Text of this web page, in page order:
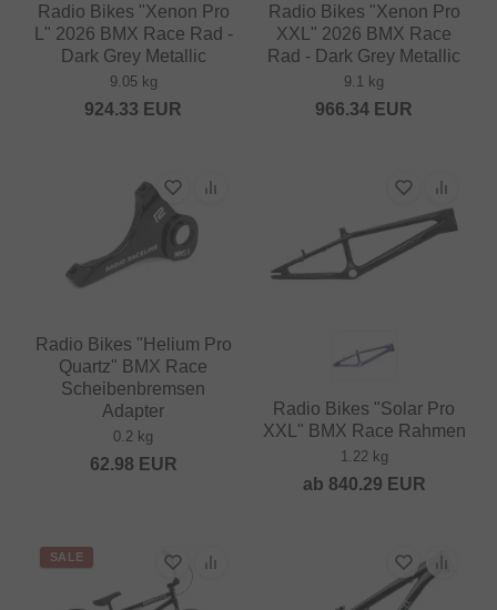
Radio Bikes "Xenon Pro
L" 2026 BMX Race Rad -
Dark Grey Metallic
9.05 kg
924.33 EUR
Radio Bikes "Xenon Pro
XXL" 2026 BMX Race
Rad - Dark Grey Metallic
9.1 kg
966.34 EUR
Radio Bikes "Helium Pro
Quartz" BMX Race
Scheibenbremsen
Adapter
0.2 kg
62.98 EUR
Radio Bikes "Solar Pro
XXL" BMX Race Rahmen
1.22 kg
ab 840.29 EUR
SALE